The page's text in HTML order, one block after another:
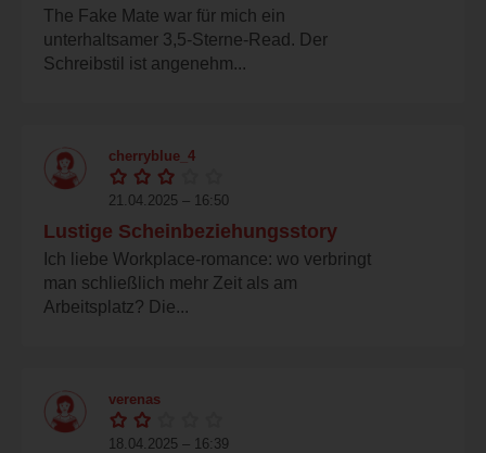
The Fake Mate war für mich ein
unterhaltsamer 3,5-Sterne-Read. Der
Schreibstil ist angenehm...
cherryblue_4
21.04.2025 – 16:50
Lustige Scheinbeziehungsstory
Ich liebe Workplace-romance: wo verbringt
man schließlich mehr Zeit als am
Arbeitsplatz? Die...
verenas
18.04.2025 – 16:39